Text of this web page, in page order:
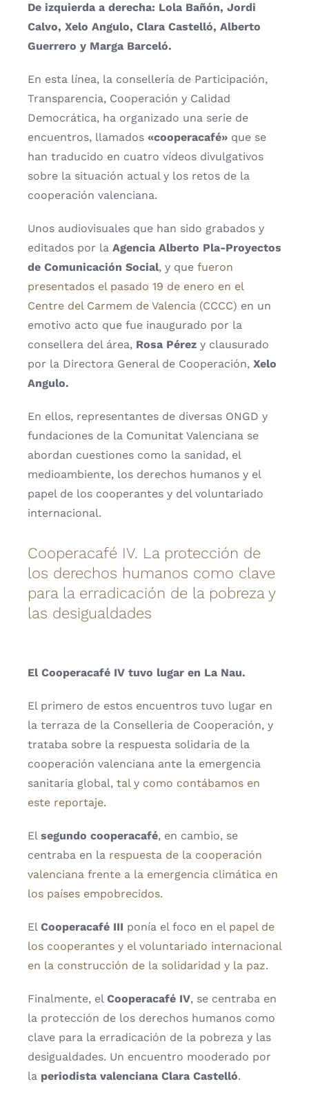
De izquierda a derecha: Lola Bañón, Jordi
Calvo, Xelo Angulo, Clara Castelló, Alberto
Guerrero y Marga Barceló.
En esta línea, la consellería de Participación,
Transparencia, Cooperación y Calidad
Democrática, ha organizado una serie de
encuentros, llamados «cooperacafé» que se
han traducido en cuatro vídeos divulgativos
sobre la situación actual y los retos de la
cooperación valenciana.
Unos audiovisuales que han sido grabados y
editados por la Agencia Alberto Pla-Proyectos
de Comunicación Social, y que fueron
presentados el pasado 19 de enero en el
Centre del Carmem de Valencia (CCCC) en un
emotivo acto que fue inaugurado por la
consellera del área, Rosa Pérez y clausurado
por la Directora General de Cooperación, Xelo
Angulo.
En ellos, representantes de diversas ONGD y
fundaciones de la Comunitat Valenciana se
abordan cuestiones como la sanidad, el
medioambiente, los derechos humanos y el
papel de los cooperantes y del voluntariado
internacional.
Cooperacafé IV. La protección de
los derechos humanos como clave
para la erradicación de la pobreza y
las desigualdades
El Cooperacafé IV tuvo lugar en La Nau.
El primero de estos encuentros tuvo lugar en
la terraza de la Conselleria de Cooperación, y
trataba sobre la respuesta solidaria de la
cooperación valenciana ante la emergencia
sanitaria global, tal y como contábamos en
este reportaje.
El segundo cooperacafé, en cambio, se
centraba en la respuesta de la cooperación
valenciana frente a la emergencia climática en
los países empobrecidos.
El Cooperacafé III ponía el foco en el papel de
los cooperantes y el voluntariado internacional
en la construcción de la solidaridad y la paz.
Finalmente, el Cooperacafé IV, se centraba en
la protección de los derechos humanos como
clave para la erradicación de la pobreza y las
desigualdades. Un encuentro mooderado por
la periodista valenciana Clara Castelló.